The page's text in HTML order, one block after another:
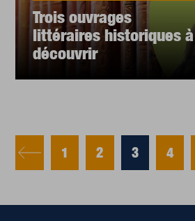
Trois ouvrages
littéraires historiques à
découvrir
1 2 3 4